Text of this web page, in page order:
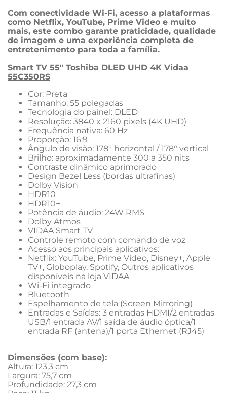
Com conectividade Wi-Fi, acesso a plataformas
como Netflix, YouTube, Prime Video e muito
mais, este combo garante praticidade, qualidade
de imagem e uma experiência completa de
entretenimento para toda a família.
Smart TV 55" Toshiba DLED UHD 4K Vidaa
55C350RS
Cor: Preta
Tamanho: 55 polegadas
Tecnologia do painel: DLED
Resolução: 3840 x 2160 pixels (4K UHD)
Frequência nativa: 60 Hz
Proporção: 16:9
Ângulo de visão: 178° horizontal / 178° vertical
Brilho: aproximadamente 300 a 350 nits
Contraste dinâmico aprimorado
Design Bezel Less (bordas ultrafinas)
Dolby Vision
HDR10
HDR10+
Potência de áudio: 24W RMS
Dolby Atmos
VIDAA Smart TV
Controle remoto com comando de voz
Acesso aos principais aplicativos:
Netflix: YouTube, Prime Video, Disney+, Apple
TV+, Globoplay, Spotify, Outros aplicativos
disponíveis na loja VIDAA
Wi-Fi integrado
Bluetooth
Espelhamento de tela (Screen Mirroring)
Entradas e Saídas: 3 entradas HDMI/2 entradas
USB/1 entrada AV/1 saída de áudio óptica/1
entrada RF (antena)/1 porta Ethernet (RJ45)
Dimensões (com base):
Altura: 123,3 cm
Largura: 75,7 cm
Profundidade: 27,3 cm